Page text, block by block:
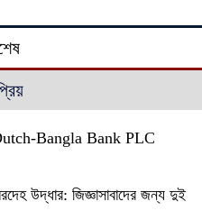
Bangla Bank PLC
উদ্ধার: জিজ্ঞাসাবাদের জন্য দুই